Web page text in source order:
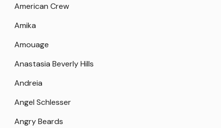
American Crew
Amika
Amouage
Anastasia Beverly Hills
Andreia
Angel Schlesser
Angry Beards